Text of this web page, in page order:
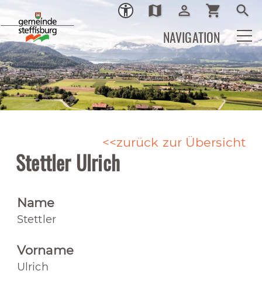
Ortsplan
map Login
person_outline shopping_cart search
NAVIGATION
zurück zur Übersicht
Stettler Ulrich
Name
Stettler
Vorname
Ulrich